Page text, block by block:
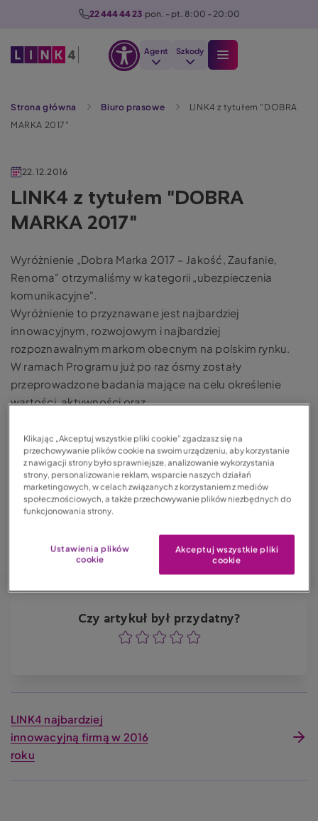
22 444 44 23 pon. - pt. 8:00 - 20:00
dostępności
Agent Szkody
Strona główna Biuro prasowe
LINK4 z tytułem "DOBRA
MARKA 2017"
22.12.2016
LINK4 z tytułem "DOBRA
MARKA 2017"
Wyróżnienie „Dobra Marka 2017 – Jakość, Zaufanie,
Renoma" otrzymaliśmy w kategorii „ubezpieczenia
komunikacyjne".
Wyróżnienie to przyznawane jest najbardziej
innowacyjnym, rozwojowym i najbardziej
rozpoznawalnym markom obecnym na polskim rynku.
W ramach Programu już po raz ósmy zostały
przeprowadzone badania mające na celu określenie
wartości, aktywności oraz
Przedmiotem analiz, dokonanych między innymi na
podstawie ogólnodostępnych źródeł, objęte zostały
głównie: pozycja rynkowa poszczególnych marek i ich
progres, jakość prezentowana przez dany produkt lub
usługę oraz stopień zaufania konsumentów i klientów.
Aktualności
Czy artykuł był przydatny?
OcenaOcenaOcena
OcenaOcena
LINK4 najbardziej
innowacyjną firmą w 2016
roku
Klikając „Akceptuj wszystkie pliki cookie” zgadzasz się na
przechowywanie plików cookie na swoim urządzeniu, aby korzystanie
z nawigacji strony było sprawniejsze, analizowanie wykorzystania
strony, personalizowanie reklam, wsparcie naszych działań
marketingowych, w celach związanych z korzystaniem z mediów
społecznościowych, a także przechowywanie plików niezbędnych do
funkcjonowania strony.
Ustawienia plików
cookie
Akceptuj wszystkie pliki
cookie